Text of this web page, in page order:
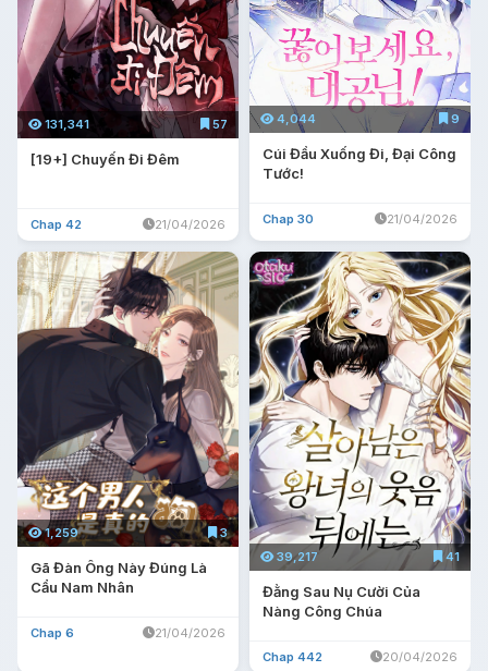
131,341 57
[19+] Chuyến Đi Đêm
Chap 42 21/04/2026
4,044 9
Cúi Đầu Xuống Đi, Đại Công
Tước!
Chap 30 21/04/2026
1,259 3
Gã Đàn Ông Này Đúng Là
Cẩu Nam Nhân
Chap 6 21/04/2026
39,217 41
Đằng Sau Nụ Cười Của
Nàng Công Chúa
Chap 442 20/04/2026